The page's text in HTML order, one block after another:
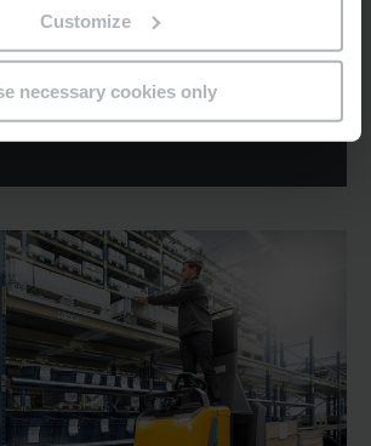
Customize
necessary cookies only
快速的物品收集和订单整合。存储是物流过
恒力为您提供全面的高效存储解决方案。